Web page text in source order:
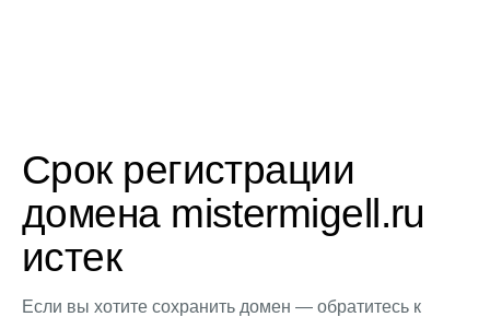
Срок регистрации
домена mistermigell.ru
истек
Если вы хотите сохранить домен — обратитесь к